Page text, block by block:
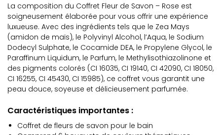
La composition du Coffret Fleur de Savon – Rose est
soigneusement élaborée pour vous offrir une expérience
luxueuse. Avec des ingrédients tels que le Zea Mays
(amidon de maïs), le Polyvinyl Alcohol, l’Aqua, le Sodium
Dodecyl Sulphate, le Cocamide DEA, le Propylene Glycol, le
Paraffinum Liquidum, le Parfum, le Methylisothiazolinone et
des pigments colorés (CI 16035, CI 19140, CI 42090, CI 18050,
CI 16255, CI 45430, CI 15985), ce coffret vous garantit une
peau douce, soyeuse et délicieusement parfumée.
Caractéristiques importantes :
Coffret de fleurs de savon pour le bain